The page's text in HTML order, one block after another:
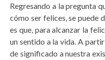
Regresando a la pregunta
cómo ser felices, se puede
es que, para alcanzar la
un sentido a la vida. A
de significado a nuestra